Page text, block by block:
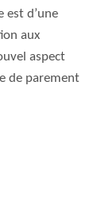
est d’une
aux
aspect
de parement